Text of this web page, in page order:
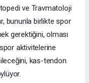
ve Travmatoloji
bununla birlikte spor
gerektiğini, olması
aktivitelerine
kas-tendon